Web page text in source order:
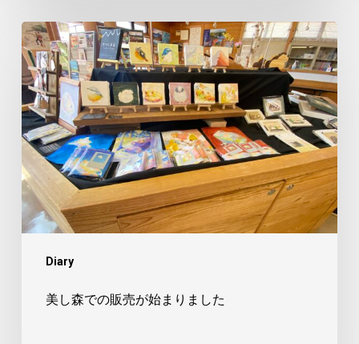
Diary
美
し
森
で
の
販
売
が
始
美し森での販売が始まりました